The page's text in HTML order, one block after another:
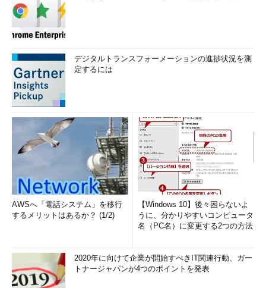
デジタルトランスフォーメーションの進捗状況を測
定するには
AWSへ「電話システム」を移行
するメリットはあるか？ (1/2)
【Windows 10】後々困らないよ
うに、分かりやすいコンピュータ
名（PC名）に変更する2つの方法
2020年に向けて企業が開始すべきIT関連行動、ガー
トナージャパンが4つのポイントを発表